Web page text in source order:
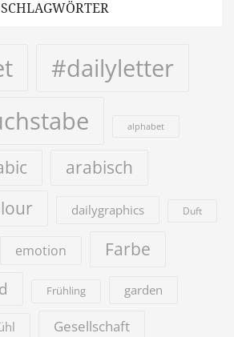
SCHLAGWÖRTER
#dailyletter
alphabet
arabisch
dailygraphics Duft
emotion Farbe
Frühling garden
Gesellschaft